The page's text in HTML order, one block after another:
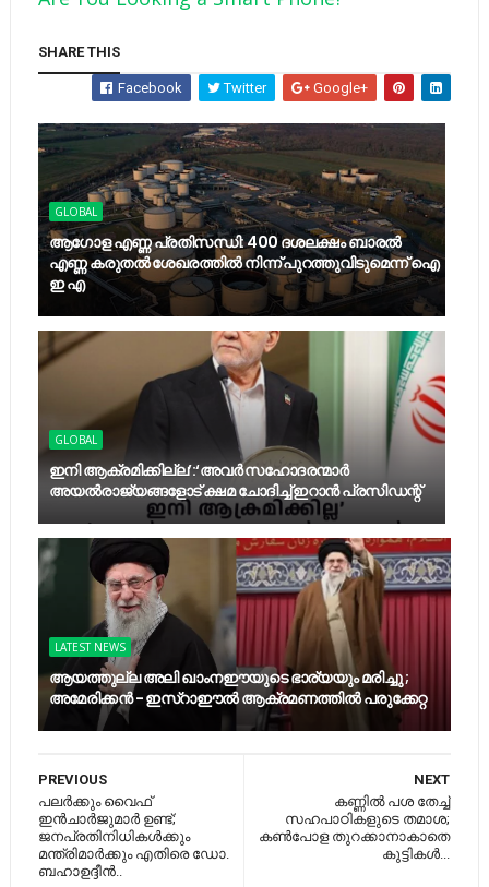
SHARE THIS
Facebook Twitter Google+
GLOBAL
ആഗോള എണ്ണ പ്രതിസന്ധി: 400 ദശലക്ഷം ബാരൽ
എണ്ണ കരുതൽ ശേഖരത്തിൽ നിന്ന് പുറത്തുവിടുമെന്ന് ഐ
ഇ എ
GLOBAL
ഇനി ആക്രമിക്കില്ല’:‘അവർ സഹോദരന്മാർ
അയല്‍രാജ്യങ്ങളോട് ക്ഷമ ചോദിച്ച് ഇറാൻ പ്രസിഡന്റ്
LATEST NEWS
ആയത്തുല്ല അലി ഖാംനഈയുടെ ഭാര്യയും മരിച്ചു ;
അമേരിക്കൻ - ഇസ്റാഈൽ ആക്രമണത്തിൽ പരുക്കേറ്റ
NEXT
കണ്ണിൽ പശ തേച്ച്
സഹപാഠികളുടെ തമാശ;
കൺപോള തുറക്കാനാകാതെ
കുട്ടികൾ...
PREVIOUS
പലർക്കും വൈഫ്
ഇൻചാർജുമാർ ഉണ്ട്;
ജനപ്രതിനിധികൾക്കും
മന്ത്രിമാർക്കും എതിരെ ഡോ.
ബഹാഉദ്ദീൻ..